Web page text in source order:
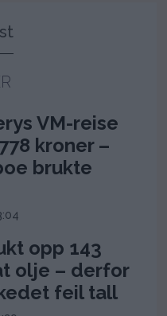
VM-reise
kroner –
brukte
opp 143
olje – derfor
feil tall